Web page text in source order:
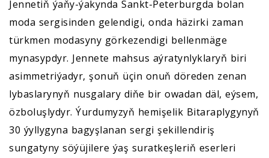
Jennetiň ýaňy-ýakynda Sankt-Peterburgda bolan
moda sergisinden gelendigi, onda häzirki zaman
türkmen modasyny görkezendigi bellenmäge
mynasypdyr. Jennete mahsus aýratynlyklaryň biri
asimmetriýadyr, şonuň üçin onuň döreden zenan
lybaslarynyň nusgalary diňe bir owadan däl, eýsem,
özboluşlydyr. Ýurdumyzyň hemişelik Bitaraplygynyň
30 ýyllygyna bagyşlanan sergi şekillendiriş
sungatyny söýüjilere ýaş suratkeşleriň eserleri